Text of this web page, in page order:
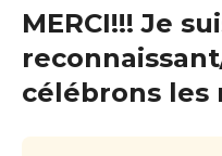
MERCI!!! Je
célébrons les